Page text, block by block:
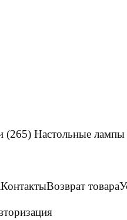
(265) Настольные лампы
КонтактыВозврат товара